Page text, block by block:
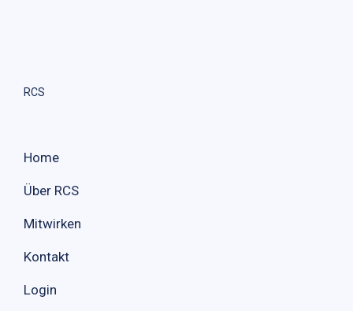
RCS
Home
Über RCS
Mitwirken
Kontakt
Login